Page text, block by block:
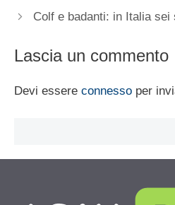
Colf e badanti: in Italia
Lascia un commento
Devi essere connesso per